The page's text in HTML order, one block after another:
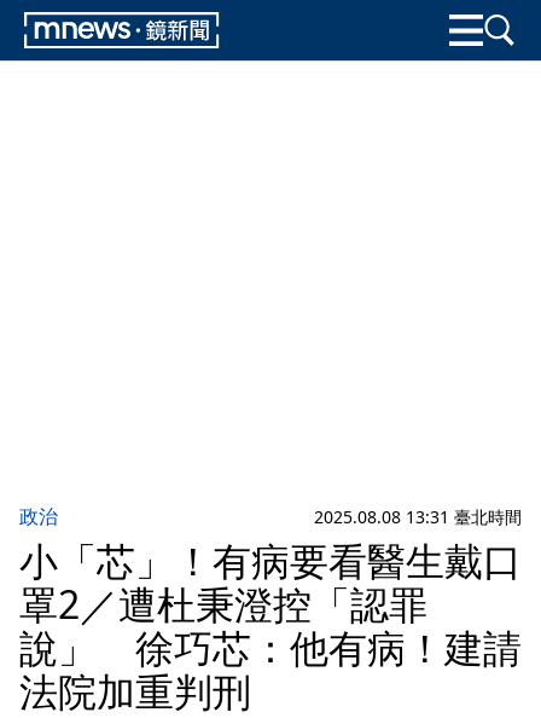
政治 2025.08.08 13:31 臺北時間
小「芯」！有病要看醫生戴口
罩2／遭杜秉澄控「認罪
說」 徐巧芯：他有病！建請
法院加重判刑